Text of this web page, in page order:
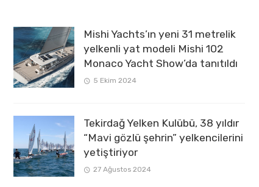
Mishi Yachts’ın yeni 31 metrelik
yelkenli yat modeli Mishi 102
Monaco Yacht Show’da tanıtıldı
5 Ekim 2024
Tekirdağ Yelken Kulübü, 38 yıldır
“Mavi gözlü şehrin” yelkencilerini
yetiştiriyor
27 Ağustos 2024